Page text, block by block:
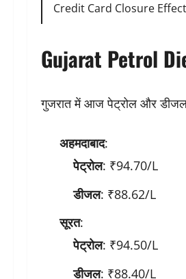
Credit Card Closure Effect :
Gujarat Petrol
गुजरात में आज पेट्रोल और
अहमदाबाद:
पेट्रोल: ₹94.70/L
डीजल: ₹88.62/L
सूरत:
पेट्रोल: ₹94.50/L
डीजल: ₹88.40/L